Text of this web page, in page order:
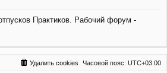
Практиков. Рабочий форум -
Часовой пояс: UTC+03:00
Удалить cookies